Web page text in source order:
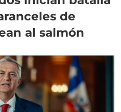
de
al salmón